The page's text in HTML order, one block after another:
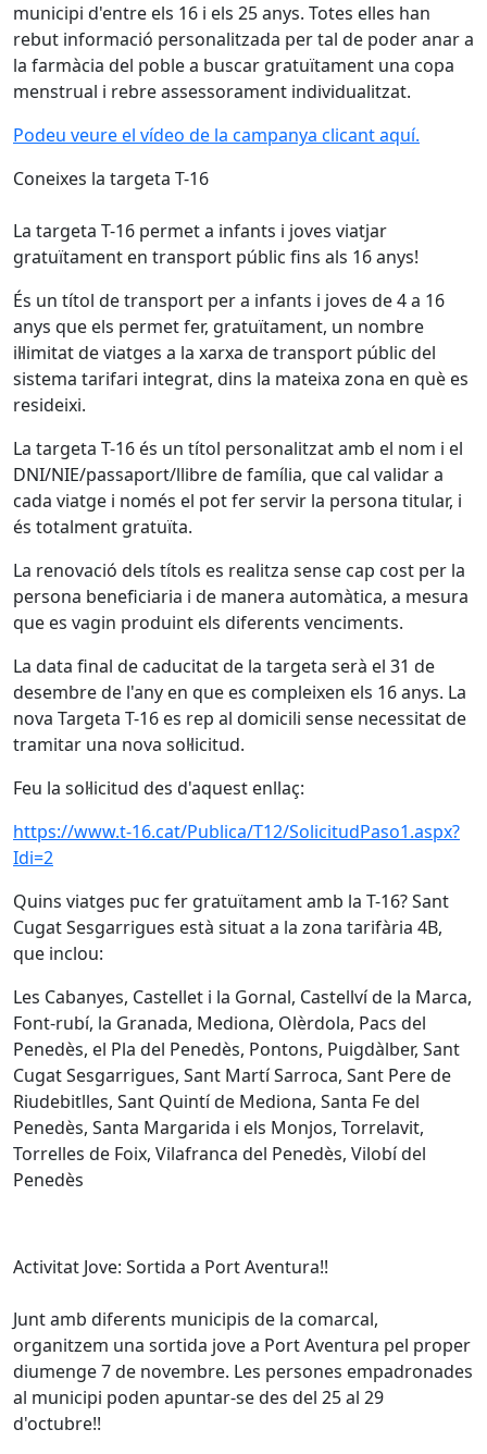
municipi d'entre els 16 i els 25 anys. Totes elles han
rebut informació personalitzada per tal de poder anar a
la farmàcia del poble a buscar gratuïtament una copa
menstrual i rebre assessorament individualitzat.
Podeu veure el vídeo de la campanya clicant aquí.
Coneixes la targeta T-16
La targeta T-16 permet a infants i joves viatjar
gratuïtament en transport públic fins als 16 anys!
És un títol de transport per a infants i joves de 4 a 16
anys que els permet fer, gratuïtament, un nombre
il·limitat de viatges a la xarxa de transport públic del
sistema tarifari integrat, dins la mateixa zona en què es
resideixi.
La targeta T-16 és un títol personalitzat amb el nom i el
DNI/NIE/passaport/llibre de família, que cal validar a
cada viatge i només el pot fer servir la persona titular, i
és totalment gratuïta.
La renovació dels títols es realitza sense cap cost per la
persona beneficiaria i de manera automàtica, a mesura
que es vagin produint els diferents venciments.
La data final de caducitat de la targeta serà el 31 de
desembre de l'any en que es compleixen els 16 anys. La
nova Targeta T-16 es rep al domicili sense necessitat de
tramitar una nova sol·licitud.
Feu la sol·licitud des d'aquest enllaç:
https://www.t-16.cat/Publica/T12/SolicitudPaso1.aspx?
Idi=2
Quins viatges puc fer gratuïtament amb la T-16? Sant
Cugat Sesgarrigues està situat a la zona tarifària 4B,
que inclou:
Les Cabanyes, Castellet i la Gornal, Castellví de la Marca,
Font-rubí, la Granada, Mediona, Olèrdola, Pacs del
Penedès, el Pla del Penedès, Pontons, Puigdàlber, Sant
Cugat Sesgarrigues, Sant Martí Sarroca, Sant Pere de
Riudebitlles, Sant Quintí de Mediona, Santa Fe del
Penedès, Santa Margarida i els Monjos, Torrelavit,
Torrelles de Foix, Vilafranca del Penedès, Vilobí del
Penedès
Activitat Jove: Sortida a Port Aventura!!
Junt amb diferents municipis de la comarcal,
organitzem una sortida jove a Port Aventura pel proper
diumenge 7 de novembre. Les persones empadronades
al municipi poden apuntar-se des del 25 al 29
d'octubre!!